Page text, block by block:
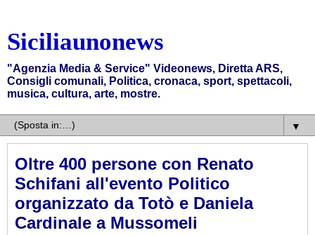
Siciliaunonews
"Agenzia Media & Service" Videonews, Diretta ARS,
Consigli comunali, Politica, cronaca, sport, spettacoli,
musica, cultura, arte, mostre.
▼
Oltre 400 persone con Renato
Schifani all'evento Politico
organizzato da Totò e Daniela
Cardinale a Mussomeli